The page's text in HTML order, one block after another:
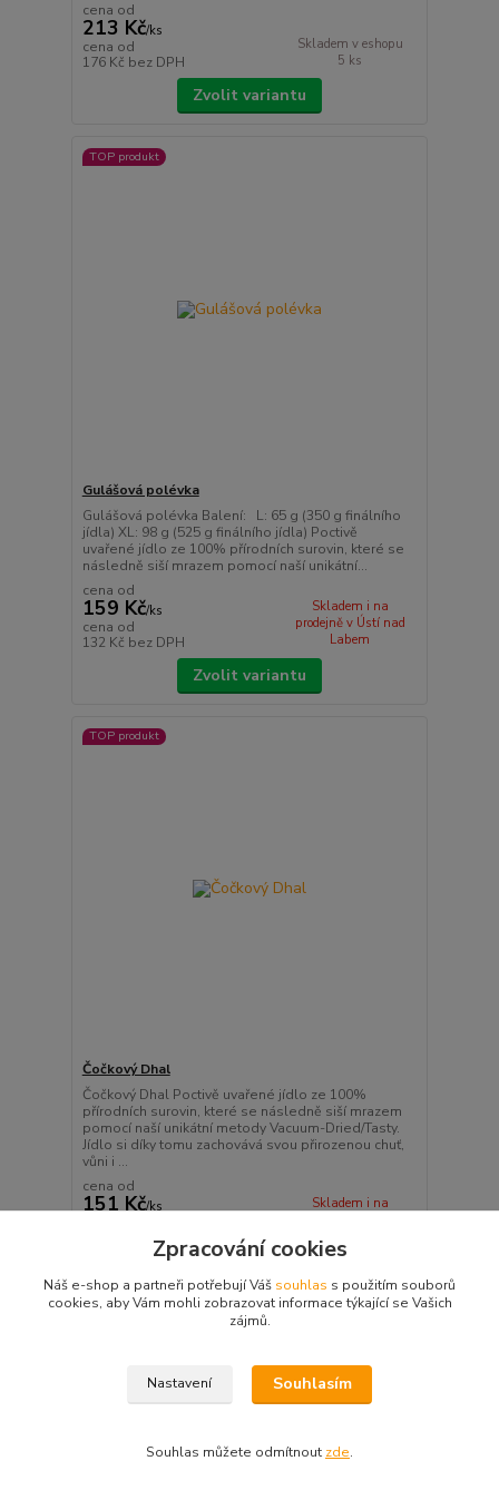
cena od
213 Kč/ks
cena od
176 Kč bez DPH
Skladem v eshopu
5 ks
Zvolit variantu
TOP produkt
Gulášová polévka
Gulášová polévka Balení: L: 65 g (350 g finálního
jídla) XL: 98 g (525 g finálního jídla) Poctivě
uvařené jídlo ze 100% přírodních surovin, které se
následně siší mrazem pomocí naší unikátní...
cena od
159 Kč/ks
cena od
132 Kč bez DPH
Skladem i na
prodejně v Ústí nad
Labem
Zvolit variantu
TOP produkt
Čočkový Dhal
Čočkový Dhal Poctivě uvařené jídlo ze 100%
přírodních surovin, které se následně siší mrazem
pomocí naší unikátní metody Vacuum-Dried/Tasty.
Jídlo si díky tomu zachovává svou přirozenou chuť,
vůni i ...
cena od
151 Kč/ks
bez DPH
Skladem i na
Zpracování cookies
Náš e-shop a partneři potřebují Váš souhlas s použitím souborů
cookies, aby Vám mohli zobrazovat informace týkající se Vašich
zájmů.
Nastavení Souhlasím
Souhlas můžete odmítnout zde.